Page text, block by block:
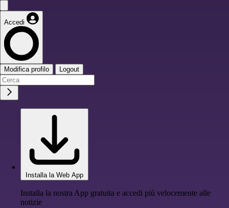
Accedi
Modifica profilo Logout
Installa la Web App
Installa la nostra App gratuita e accedi più velocemente alle
notizie